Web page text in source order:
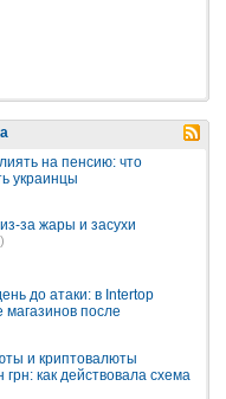
на пенсию: что
украинцы
за жары и засухи
)
до атаки: в Intertop
после
и криптовалюты
как действовала схема